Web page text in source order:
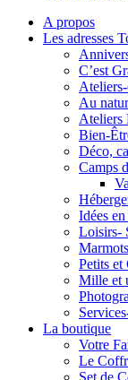
A propos
Les adresses
C’est
Au
Ateliers
Bien-
Déco,
Camps
Idées
Loisirs-
Petits et
Mille et
La boutique
Votre
Le
Set de